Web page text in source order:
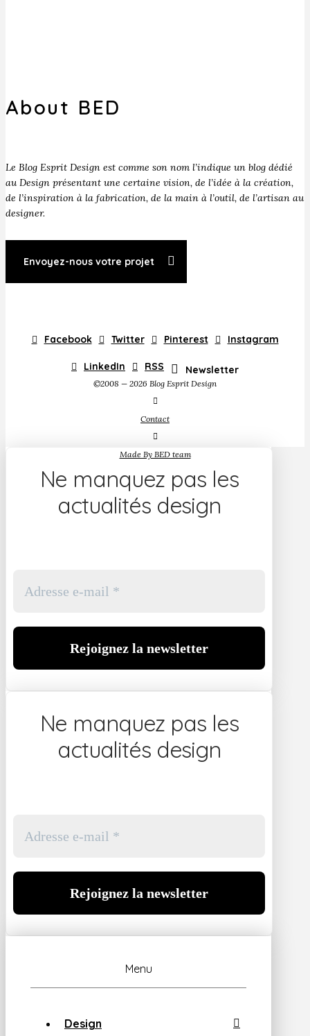
About BED
Le Blog Esprit Design est comme son nom l’indique un blog dédié
au Design présentant une certaine vision, de l’idée à la création,
de l’inspiration à la fabrication, de la main à l’outil, de l’artisan au
designer.
Envoyez-nous votre projet
Facebook Twitter Pinterest Instagram
LinkedIn RSS Newsletter
©2008 — 2026 Blog Esprit Design
Contact
Made By BED team
Ne manquez pas les
actualités design
Ne manquez pas les
actualités design
Menu
Design